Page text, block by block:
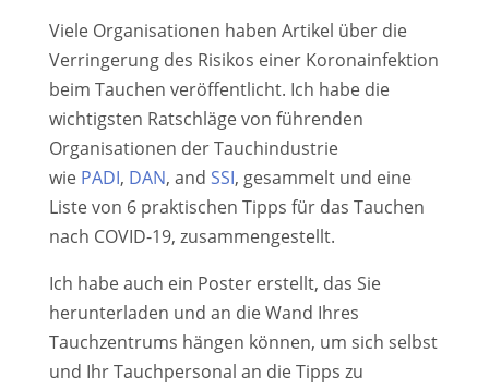
Viele Organisationen haben Artikel über die
Verringerung des Risikos einer Koronainfektion
beim Tauchen veröffentlicht. Ich habe die
wichtigsten Ratschläge von führenden
Organisationen der Tauchindustrie
wie PADI, DAN, and SSI, gesammelt und eine
Liste von 6 praktischen Tipps für das Tauchen
nach COVID-19, zusammengestellt.
Ich habe auch ein Poster erstellt, das Sie
herunterladen und an die Wand Ihres
Tauchzentrums hängen können, um sich selbst
und Ihr Tauchpersonal an die Tipps zu